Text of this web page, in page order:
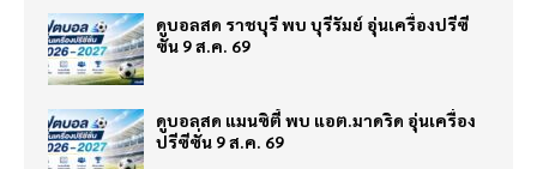
ดูบอลสด ราชบุรี พบ บุรีรัมย์ อุ่นเครื่องปรีซี
ซั่น 9 ส.ค. 69
ดูบอลสด แมนซิตี้ พบ แอต.มาดริด อุ่นเครื่อง
ปรีซีซั่น 9 ส.ค. 69